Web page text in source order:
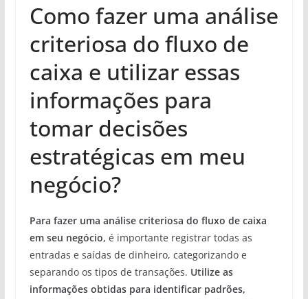
Como fazer uma análise
criteriosa do fluxo de
caixa e utilizar essas
informações para
tomar decisões
estratégicas em meu
negócio?
Para fazer uma análise criteriosa do fluxo de caixa
em seu negócio, é importante registrar todas as
entradas e saídas de dinheiro, categorizando e
separando os tipos de transações. Utilize as
informações obtidas para identificar padrões,